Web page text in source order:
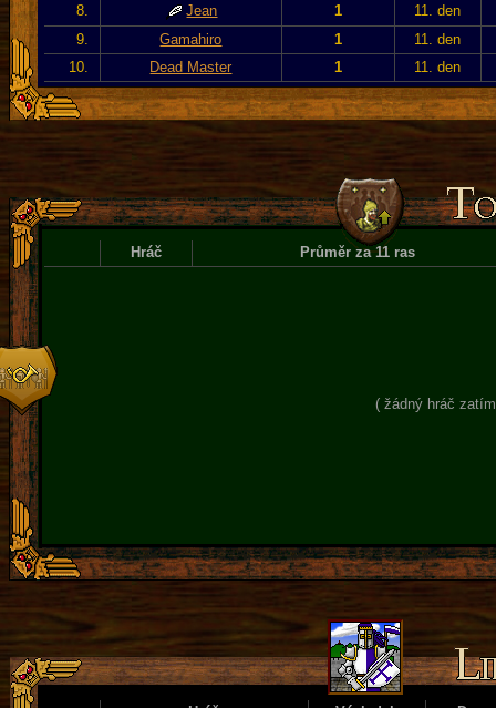
8.
Jean 1
11. den
9.
Gamahiro 1
11. den
10.
Dead Master 1 11. den
Hráč Průměr za 11 ras
( žádný hráč